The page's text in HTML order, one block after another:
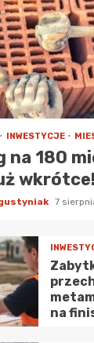
INWESTYCJE
na 180
wkrótce!
7
na
lokalne
w rodzinnej